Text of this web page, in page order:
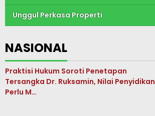
Unggul Perkasa Properti
NASIONAL
Praktisi Hukum Soroti Penetapan
Tersangka Dr. Ruksamin, Nilai Penyidikan
Perlu M…